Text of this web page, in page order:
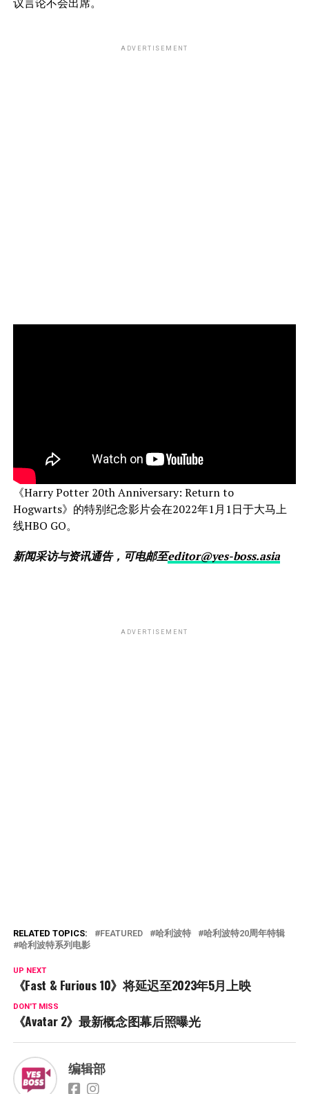
ADVERTISEMENT
《Harry Potter 20th Anniversary: Return to
Hogwarts》的特别纪念影片会在2022年1月1日于大马上
线HBO GO。
新闻采访与资讯通告，可电邮至editor@yes-boss.asia
ADVERTISEMENT
RELATED TOPICS: FEATURED 哈利波特
哈利波特20周年特辑
哈利波特系列电影
UP NEXT
《Fast & Furious 10》将延迟至2023年5月上映
DON'T MISS
《Avatar 2》最新概念图幕后照曝光
编辑部